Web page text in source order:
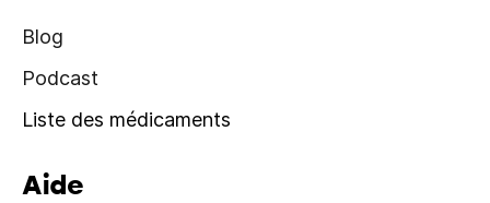
Blog
Podcast
Liste des médicaments
Aide